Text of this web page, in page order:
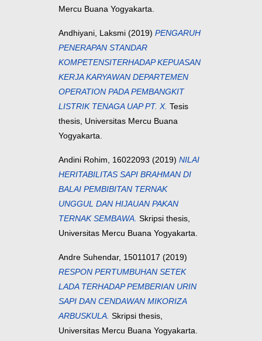
Mercu Buana Yogyakarta.
Andhiyani, Laksmi (2019) PENGARUH
PENERAPAN STANDAR
KOMPETENSITERHADAP KEPUASAN
KERJA KARYAWAN DEPARTEMEN
OPERATION PADA PEMBANGKIT
LISTRIK TENAGA UAP PT. X. Tesis
thesis, Universitas Mercu Buana
Yogyakarta.
Andini Rohim, 16022093 (2019) NILAI
HERITABILITAS SAPI BRAHMAN DI
BALAI PEMBIBITAN TERNAK
UNGGUL DAN HIJAUAN PAKAN
TERNAK SEMBAWA. Skripsi thesis,
Universitas Mercu Buana Yogyakarta.
Andre Suhendar, 15011017 (2019)
RESPON PERTUMBUHAN SETEK
LADA TERHADAP PEMBERIAN URIN
SAPI DAN CENDAWAN MIKORIZA
ARBUSKULA. Skripsi thesis,
Universitas Mercu Buana Yogyakarta.